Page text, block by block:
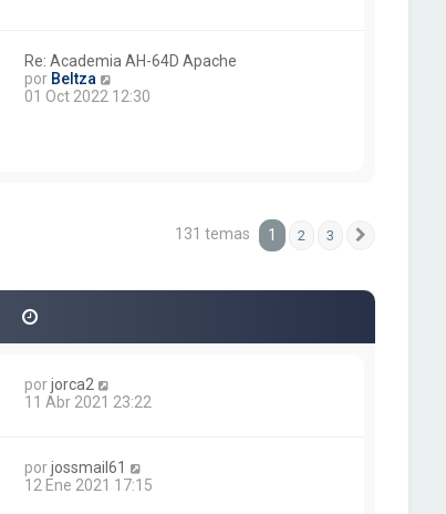
m
m
Re: Academia AH-64D Apache
por Beltza
e
s
e
01 Oct 2022 12:30
131 temas 1 2 3
porjorca2
11 Abr 2021 23:22
porjossmail61
12 Ene 2021 17:15